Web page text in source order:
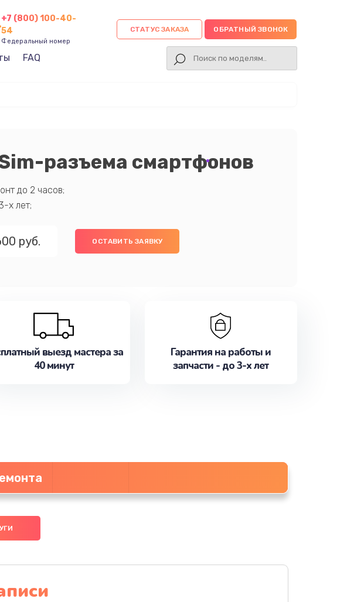
+7 (800) 100-40-
54
Федеральный номер
СТАТУС ЗАКАЗА ОБРАТНЫЙ ЗВОНОК
FAQ
разъема смартфонов
до 2 часов;
х лет;
руб. ОСТАВИТЬ ЗАЯВКУ
выезд мастера за
40 минут
Гарантия на работы и
запчасти - до 3-х лет